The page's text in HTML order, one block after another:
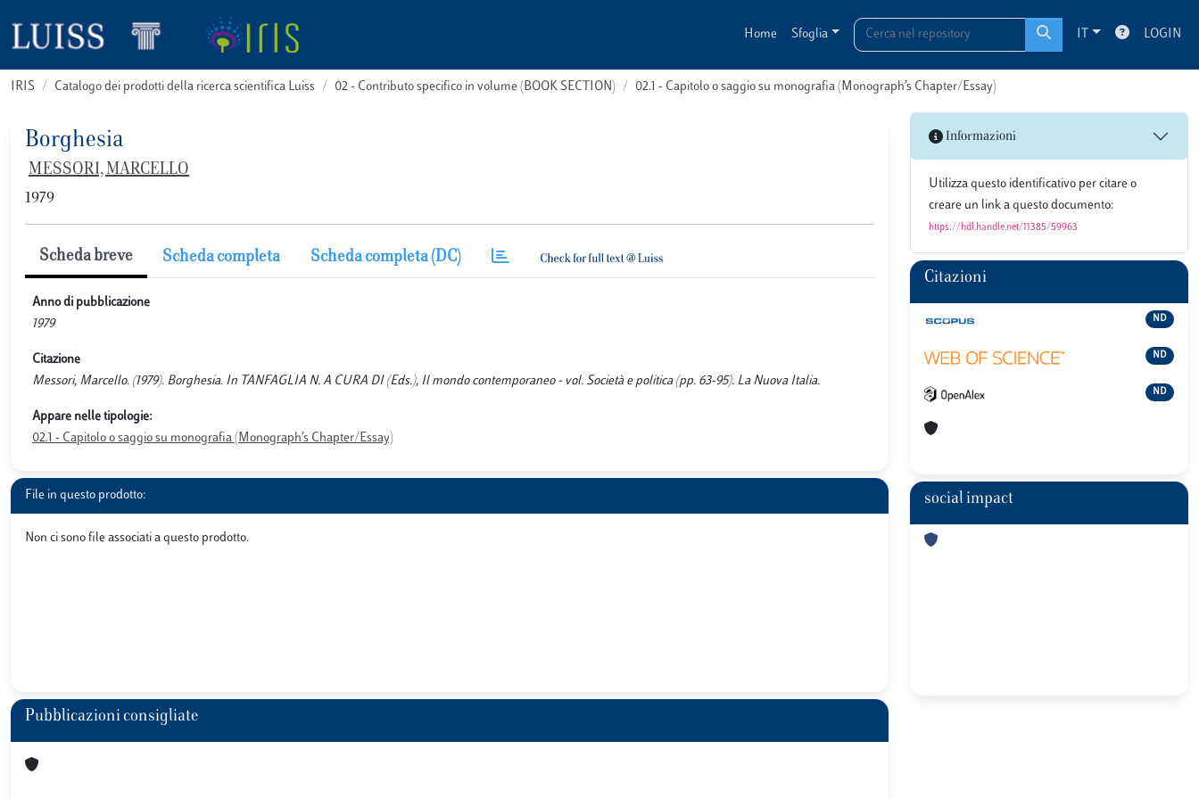
Home Sfoglia IT LOGIN
IRIS Catalogo dei prodotti della ricerca scientifica Luiss 02 - Contributo specifico in volume (BOOK SECTION) 02.1 - Capitolo o saggio su monografia (Monograph’s Chapter/Essay)
Borghesia
MESSORI, MARCELLO
1979
Scheda breve Scheda completa Scheda completa (DC)
Anno di pubblicazione
1979
Citazione
Messori, Marcello. (1979). Borghesia. In TANFAGLIA N. A CURA DI (Eds.), Il mondo contemporaneo - vol. Società e politica (pp. 63-95). La Nuova Italia.
Appare nelle tipologie:
02.1 - Capitolo o saggio su monografia (Monograph’s Chapter/Essay)
File in questo prodotto:
Non ci sono file associati a questo prodotto.
Pubblicazioni consigliate
Informazioni
Utilizza questo identificativo per citare o
creare un link a questo documento:
https://hdl.handle.net/11385/59963
Citazioni
ND
ND
ND
social impact